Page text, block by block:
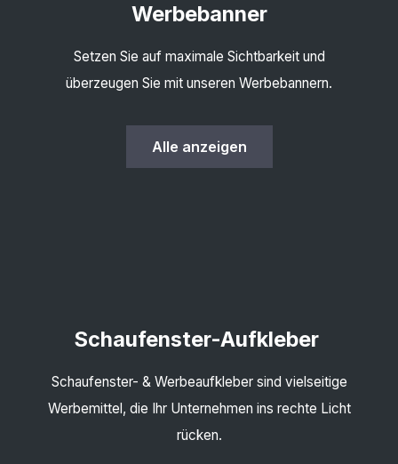
Werbebanner
Setzen Sie auf maximale Sichtbarkeit und
überzeugen Sie mit unseren Werbebannern.
Alle anzeigen
Schaufenster-Aufkleber
Schaufenster- & Werbeaufkleber sind vielseitige
Werbemittel, die Ihr Unternehmen ins rechte Licht
rücken.